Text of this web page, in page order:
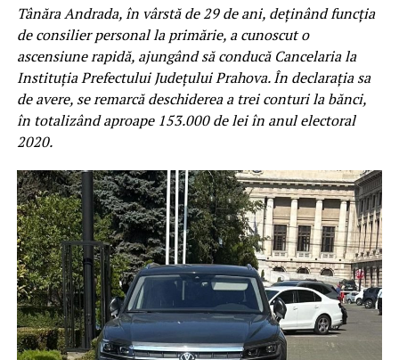
Tânăra Andrada, în vârstă de 29 de ani, deținând funcția
de consilier personal la primărie, a cunoscut o
ascensiune rapidă, ajungând să conducă Cancelaria la
Instituția Prefectului Județului Prahova. În declarația sa
de avere, se remarcă deschiderea a trei conturi la bănci,
în totalizând aproape 153.000 de lei în anul electoral
2020.